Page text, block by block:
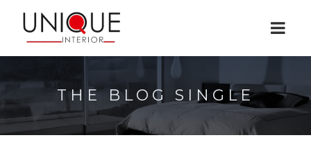
THE BLOG SINGLE